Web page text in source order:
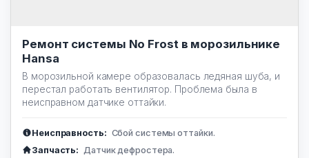
Ремонт системы No Frost в морозильнике
Hansa
В морозильной камере образовалась ледяная шуба, и
перестал работать вентилятор. Проблема была в
неисправном датчике оттайки.
Неисправность: Сбой системы оттайки.
Запчасть: Датчик дефростера.